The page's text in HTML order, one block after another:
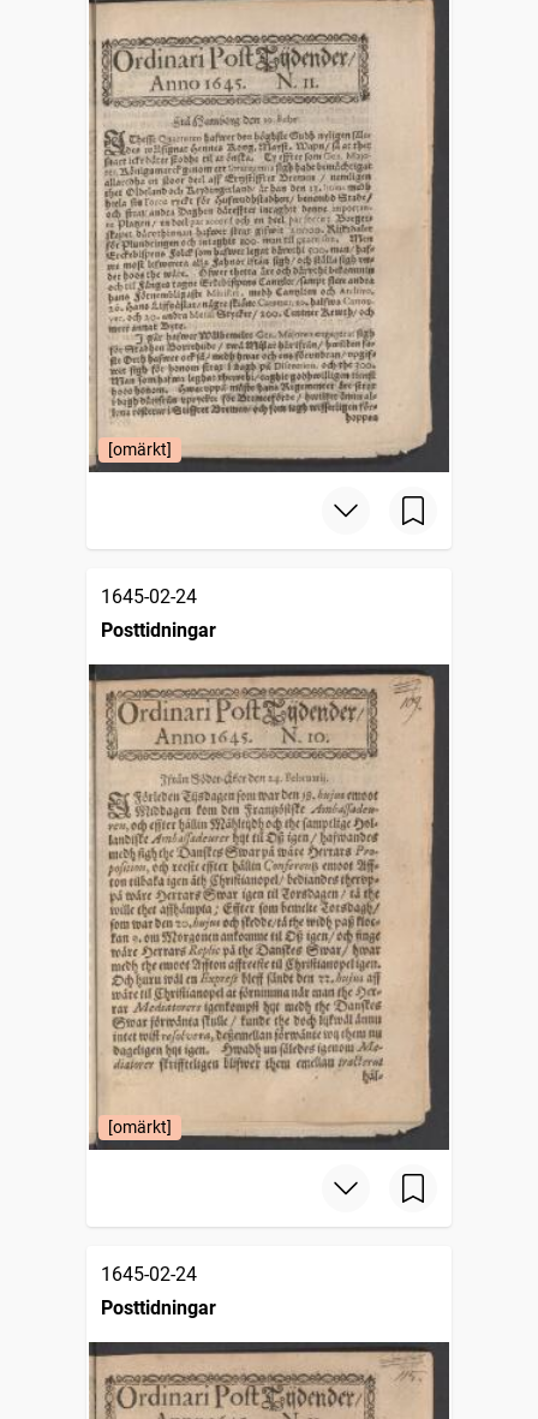
[omärkt]
1645-02-24
Posttidningar
[omärkt]
1645-02-24
Posttidningar